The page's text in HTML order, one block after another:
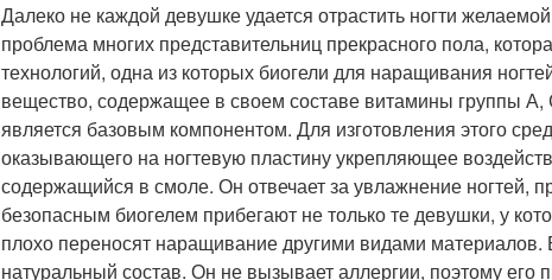
Далеко не каждой девушке удается отрастить ногти
проблема многих представительниц прекрасного пола,
технологий, одна из которых биогели для наращивания
вещество, содержащее в своем составе витамины группы
является базовым компонентом. Для изготовления этого
оказывающего на ногтевую пластину укрепляющее
содержащийся в смоле. Он отвечает за увлажнение ногтей,
безопасным биогелем прибегают не только те девушки, у
плохо переносят наращивание другими видами
натуральный состав. Он не вызывает аллергии, поэтому его